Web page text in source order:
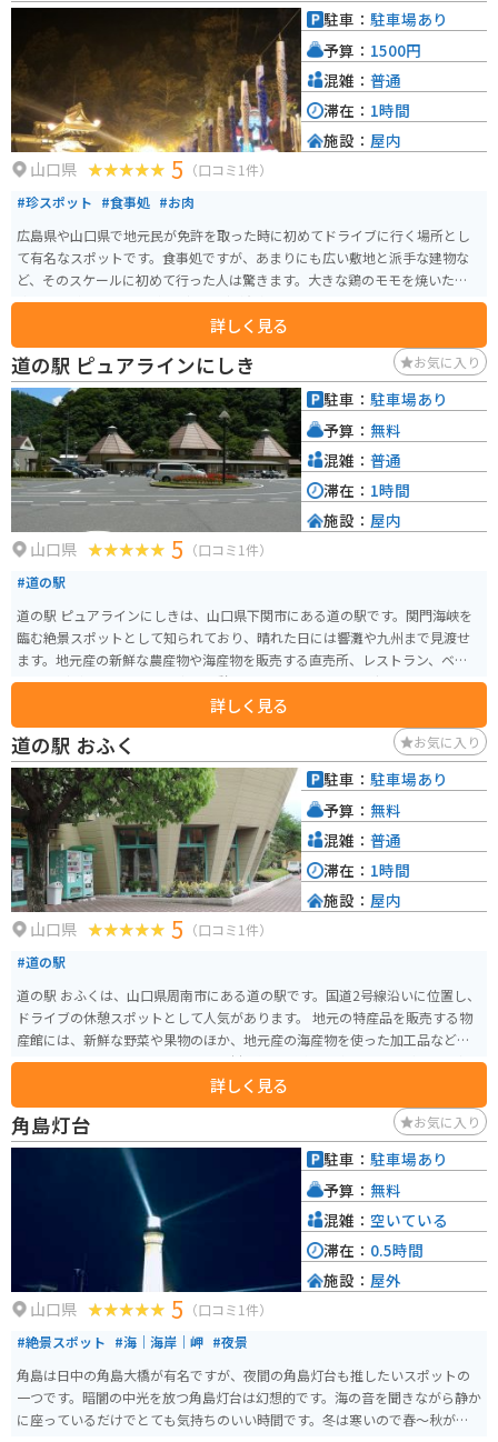
場が完備されているので安心です。長門峡周辺は、ワインディングロードが
続くので、ツーリングにも最適なエリアです。 周辺には、キャンプ場や温泉
施設もあるので、宿泊してゆっくりと観光を楽しむこともできます。
山口県 5 （口コミ1件）
#珍スポット #食事処 #お肉
広島県や山口県で地元民が免許を取った時に初めてドライブに行く場所とし
て有名なスポットです。食事処ですが、あまりにも広い敷地と派手な建物な
ど、そのスケールに初めて行った人は驚きます。大きな鶏のモモを焼いた山賊
焼きや山賊むすび、山賊うどんなどが有名です。
詳しく見る
駐車： 駐車場あり
予算： 1500円
混雑： 普通
滞在： 1時間
施設： 屋内
道の駅 ピュアラインにしき お気に入り
山口県 5 （口コミ1件）
#道の駅
道の駅 ピュアラインにしきは、山口県下関市にある道の駅です。関門海峡を
臨む絶景スポットとして知られており、晴れた日には響灘や九州まで見渡せ
ます。地元産の新鮮な農産物や海産物を販売する直売所、レストラン、ベーカ
リーなどがあり、ドライブ中の休憩に最適です。 ツーリングで訪れる場合、
道の駅には広々とした駐車場が完備されているので安心です。関門海峡を眺
めながら、地元グルメを堪能したり、お土産探しを楽しんでみてはいかがで
しょうか。周辺には、壇ノ浦や火の山公園など、歴史と自然を感じられる観
光スポットも点在しているので、バイクで巡るのもおすすめです。 道の駅で
購入できる名産品としては、地元で獲れた新鮮な魚介類や、下関名物のふぐ
を使った加工品などが人気です。また、地元産の野菜や果物を使ったジャム
やジュースなども販売されています。
詳しく見る
駐車： 駐車場あり
予算： 無料
混雑： 普通
滞在： 1時間
施設： 屋内
道の駅 おふく お気に入り
山口県 5 （口コミ1件）
#道の駅
道の駅 おふくは、山口県周南市にある道の駅です。国道2号線沿いに位置し、
ドライブの休憩スポットとして人気があります。 地元の特産品を販売する物
産館には、新鮮な野菜や果物のほか、地元産の海産物を使った加工品などが
並びます。レストランでは、地元食材を使った料理を楽しむことができ、中で
も「ふくの唐揚げ定食」は、道の駅おふくの名物として人気です。 バイクで
訪れる場合、道の駅には広い駐車場が完備されているので安心です。また、
道の駅おふくは、周南市の海岸線に近い場所に位置しており、周辺には美し
い景色が楽しめるスポットがたくさんあります。道の駅から少し足を延ばせ
ば、穏やかな瀬戸内海を望むことができる「周防大島」や、白い砂浜が美し
い「きららビーチ焼野」など、観光スポットも充実しています。
詳しく見る
駐車： 駐車場あり
予算： 無料
混雑： 普通
滞在： 1時間
施設： 屋内
角島灯台 お気に入り
山口県 5 （口コミ1件）
#絶景スポット #海｜海岸｜岬 #夜景
角島は日中の角島大橋が有名ですが、夜間の角島灯台も推したいスポットの
一つです。暗闇の中光を放つ角島灯台は幻想的です。海の音を聞きながら静か
に座っているだけでとても気持ちのいい時間です。冬は寒いので春～秋がオ
駐車： 駐車場あり
予算： 無料
混雑： 空いている
滞在： 0.5時間
施設： 屋外